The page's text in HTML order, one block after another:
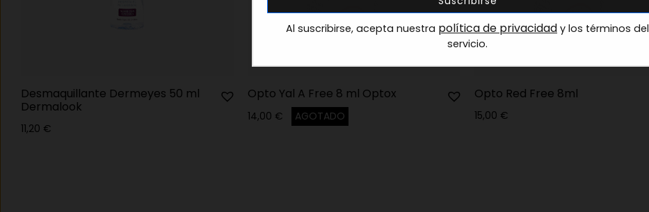
Desmaquillante Dermeyes 50 ml
Dermalook
11,20 €
Opto Yal A Free 8 ml Optox
14,00 € AGOTADO
Opto Red Free 8ml
15,00 €
Al suscribirse, acepta nuestra política de privacidad y los términos del
servicio.